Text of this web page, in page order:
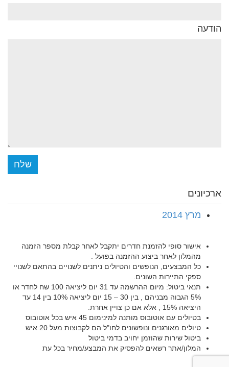
הודעה
שלח
ארכיונים
מרץ 2014
אישור סופי להזמנת חדרים יתקבל לאחר קבלת מספר הזמנה
מהמלון לאחר ביצוע ההזמנה בפועל .
כל המבצעים, הנופשים והטיולים ניתנים לשנויים בהתאם לשנויי
ספקי התיירות השונים.
תנאי ביטול: מיום ההרשמה עד 31 יום ליציאה 100 שח לחדר או
5% הגבוה מבניהם , בין 30 – 15 יום ליציאה 10% בין 14 עד
היציאה 15% , אלא אם כן צויין אחרת.
בטיולים עם אוטובוס מותנה למינימום 45 איש בכל אוטובוס
טיולים מאורגנים ונופשונים לחו"ל הם לקבוצות מעל 20 איש
ביטול שירות שהוזמן יחויב בדמי ביטול
המלון/אתר רשאים להפסיק את המבצע/מחיר בכל עת